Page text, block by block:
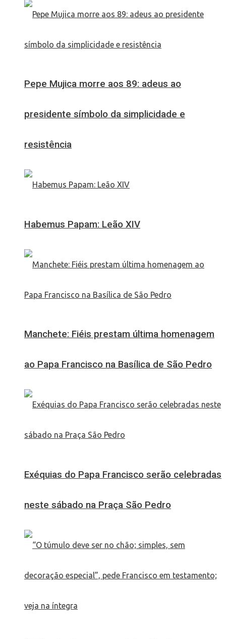
Pepe Mujica morre aos 89: adeus ao
presidente símbolo da simplicidade e
resistência
Habemus Papam: Leão XIV
Manchete: Fiéis prestam última homenagem
ao Papa Francisco na Basílica de São Pedro
Exéquias do Papa Francisco serão celebradas
neste sábado na Praça São Pedro